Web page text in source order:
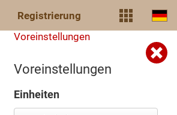
Registrierung
Voreinstellungen
Voreinstellungen
Einheiten